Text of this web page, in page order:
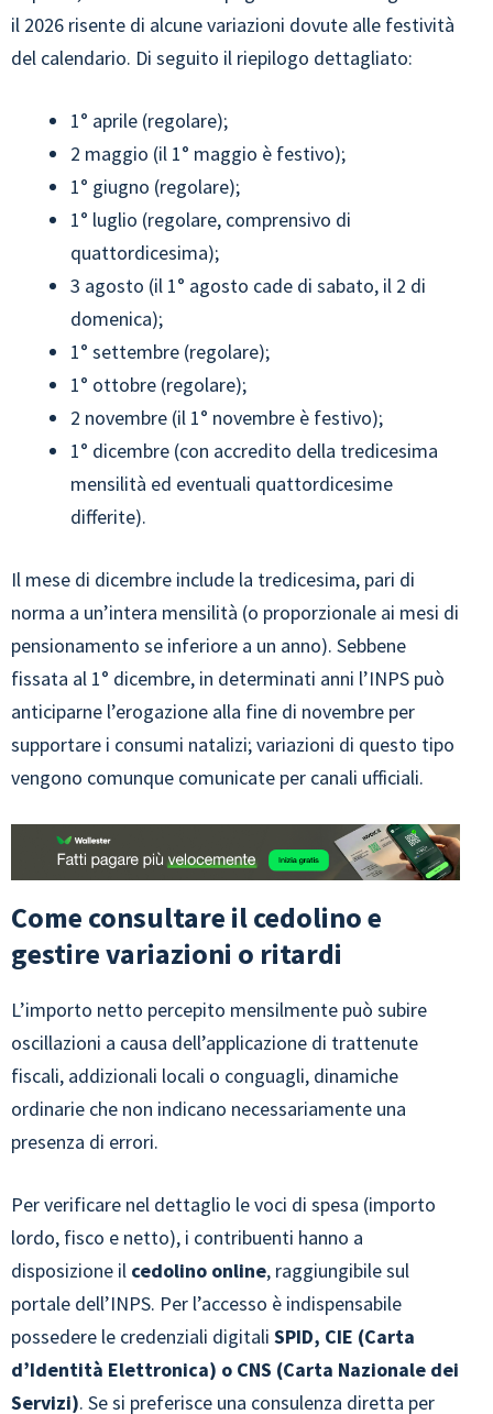
il 2026 risente di alcune variazioni dovute alle festività
del calendario. Di seguito il riepilogo dettagliato:
1° aprile (regolare);
2 maggio (il 1° maggio è festivo);
1° giugno (regolare);
1° luglio (regolare, comprensivo di
quattordicesima);
3 agosto (il 1° agosto cade di sabato, il 2 di
domenica);
1° settembre (regolare);
1° ottobre (regolare);
2 novembre (il 1° novembre è festivo);
1° dicembre (con accredito della tredicesima
mensilità ed eventuali quattordicesime
differite).
Il mese di dicembre include la tredicesima, pari di
norma a un’intera mensilità (o proporzionale ai mesi di
pensionamento se inferiore a un anno). Sebbene
fissata al 1° dicembre, in determinati anni l’INPS può
anticiparne l’erogazione alla fine di novembre per
supportare i consumi natalizi; variazioni di questo tipo
vengono comunque comunicate per canali ufficiali.
Come consultare il cedolino e
gestire variazioni o ritardi
L’importo netto percepito mensilmente può subire
oscillazioni a causa dell’applicazione di trattenute
fiscali, addizionali locali o conguagli, dinamiche
ordinarie che non indicano necessariamente una
presenza di errori.
Per verificare nel dettaglio le voci di spesa (importo
lordo, fisco e netto), i contribuenti hanno a
disposizione il cedolino online, raggiungibile sul
portale dell’INPS. Per l’accesso è indispensabile
possedere le credenziali digitali SPID, CIE (Carta
d’Identità Elettronica) o CNS (Carta Nazionale dei
Servizi). Se si preferisce una consulenza diretta per